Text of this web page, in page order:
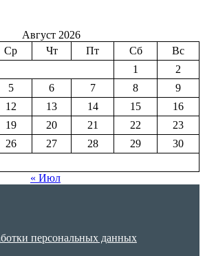
Август 2026
Ср Чт Пт Сб
Вс
1
2
5 6 7 8
9
12 13 14 15
16
19 20 21 22
23
26 27 28 29
30
« Июл
персональных данных